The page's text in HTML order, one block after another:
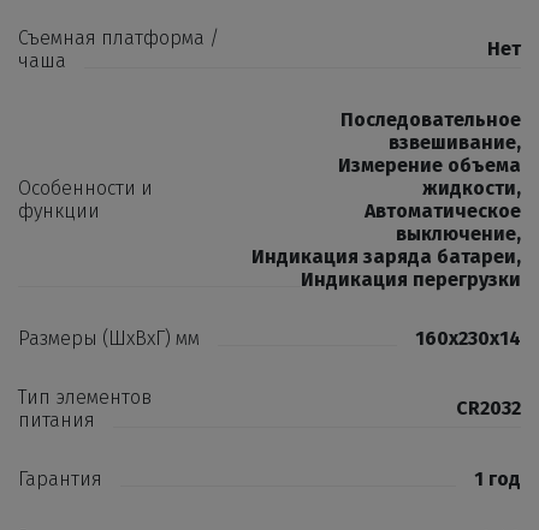
Съемная платформа /
чаша
Нет
Особенности и
функции
Последовательное
взвешивание,
Измерение объема
жидкости,
Автоматическое
выключение,
Индикация заряда батареи,
Индикация перегрузки
Размеры (ШхВхГ) мм 160x230x14
Тип элементов
питания
CR2032
Гарантия 1 год